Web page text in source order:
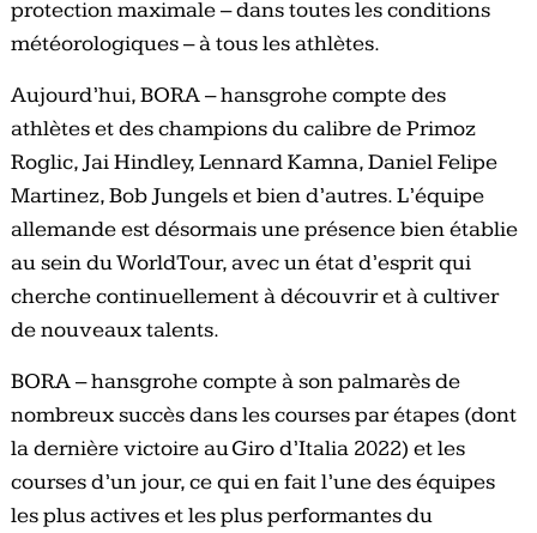
protection maximale – dans toutes les conditions
météorologiques – à tous les athlètes.
Aujourd’hui, BORA – hansgrohe compte des
athlètes et des champions du calibre de Primoz
Roglic, Jai Hindley, Lennard Kamna, Daniel Felipe
Martinez, Bob Jungels et bien d’autres. L’équipe
allemande est désormais une présence bien établie
au sein du WorldTour, avec un état d’esprit qui
cherche continuellement à découvrir et à cultiver
de nouveaux talents.
BORA – hansgrohe compte à son palmarès de
nombreux succès dans les courses par étapes (dont
la dernière victoire au Giro d’Italia 2022) et les
courses d’un jour, ce qui en fait l’une des équipes
les plus actives et les plus performantes du